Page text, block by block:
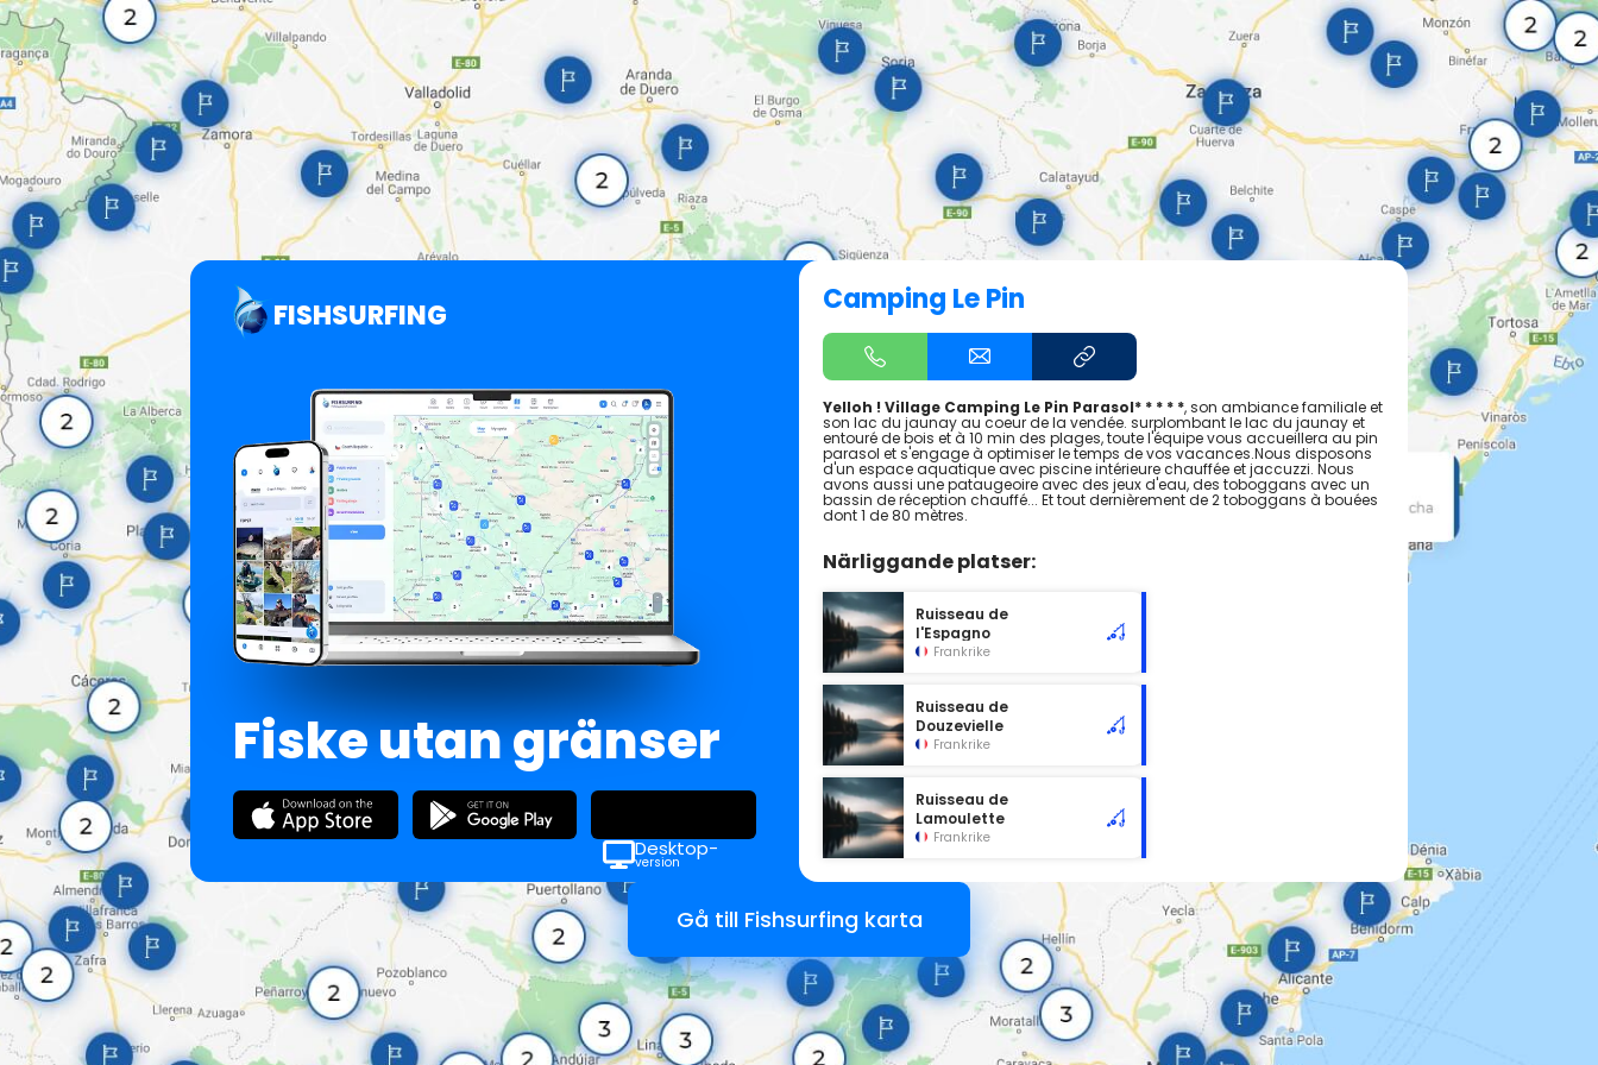
FISHSURFING
Fiske utan gränser
Desktop-
version
Camping Le Pin
Yelloh ! Village Camping Le Pin Parasol* * * * *, son ambiance familiale et
son lac du jaunay au coeur de la vendée. surplombant le lac du jaunay et
entouré de bois et à 10 min des plages, toute l'équipe vous accueillera au pin
parasol et s'engage à optimiser le temps de vos vacances.Nous disposons
d'un espace aquatique avec piscine intérieure chauffée et jaccuzzi. Nous
avons aussi une pataugeoire avec des jeux d'eau, des toboggans avec un
bassin de réception chauffé... Et tout dernièrement de 2 toboggans à bouées
dont 1 de 80 mètres.
Närliggande platser:
Ruisseau de
l'Espagno
Frankrike
Ruisseau de
Douzevielle
Frankrike
Ruisseau de
Lamoulette
Frankrike
Gå till Fishsurfing karta